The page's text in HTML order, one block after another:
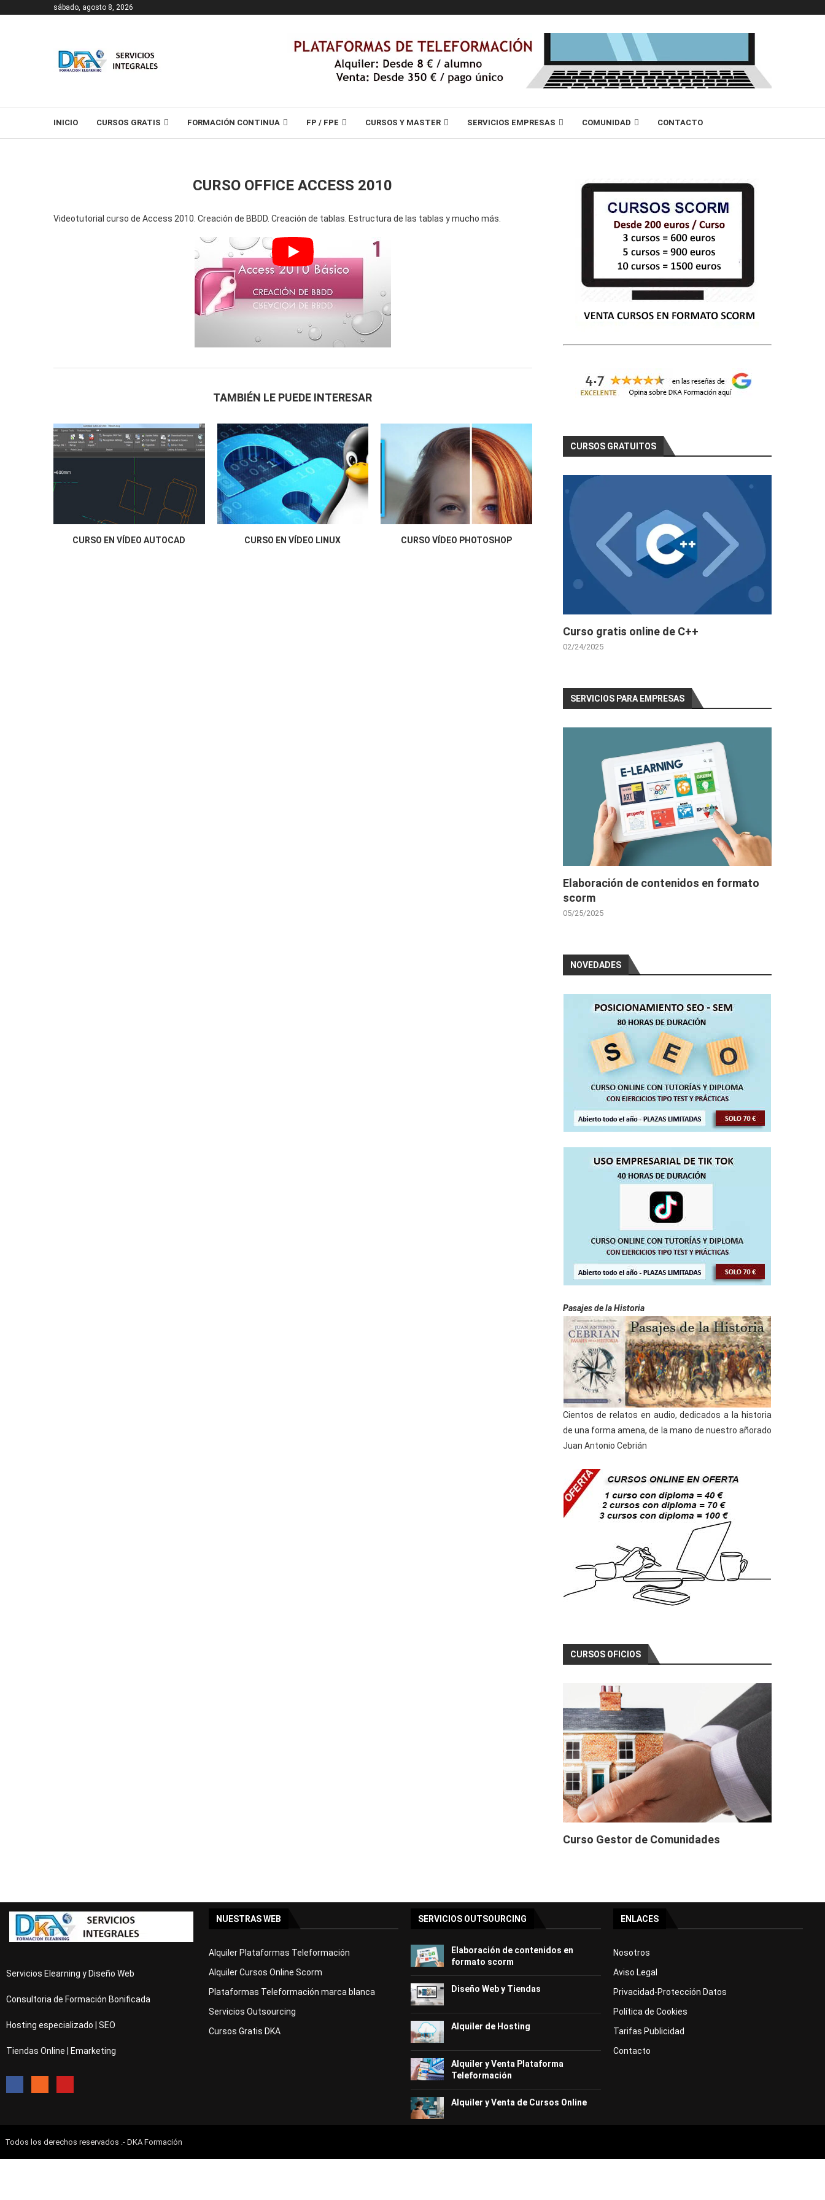
sábado, agosto 8, 2026
INICIO CURSOS GRATIS FORMACIÓN CONTINUA FP / FPE CURSOS Y MASTER SERVICIOS EMPRESAS COMUNIDAD CONTACTO
CURSO OFFICE ACCESS 2010
Videotutorial curso de Access 2010. Creación de BBDD. Creación de tablas. Estructura de las tablas y mucho más.
TAMBIÉN LE PUEDE INTERESAR
CURSO EN VÍDEO AUTOCAD CURSO EN VÍDEO LINUX CURSO VÍDEO PHOTOSHOP
CURSOS GRATUITOS
Curso gratis online de C++
02/24/2025
SERVICIOS PARA EMPRESAS
Elaboración de contenidos en formato
scorm
05/25/2025
NOVEDADES
Pasajes de la Historia
Cientos de relatos en audio, dedicados a la historia
de una forma amena, de la mano de nuestro añorado
Juan Antonio Cebrián
CURSOS OFICIOS
Curso Gestor de Comunidades
Servicios Elearning y Diseño Web
Consultoria de Formación Bonificada
Hosting especializado | SEO
Tiendas Online | Emarketing
NUESTRAS WEB
Alquiler Plataformas Teleformación
Alquiler Cursos Online Scorm
Plataformas Teleformación marca blanca
Servicios Outsourcing
Cursos Gratis DKA
SERVICIOS OUTSOURCING
Elaboración de contenidos en
formato scorm
Diseño Web y Tiendas
Alquiler de Hosting
Alquiler y Venta Plataforma
Teleformación
Alquiler y Venta de Cursos Online
ENLACES
Nosotros
Aviso Legal
Privacidad-Protección Datos
Política de Cookies
Tarifas Publicidad
Contacto
Todos los derechos reservados .- DKA Formación